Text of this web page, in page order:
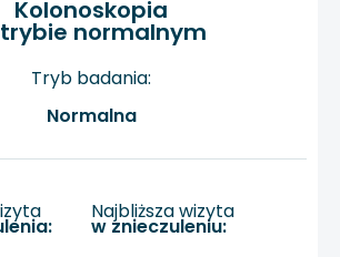
Kolonoskopia
normalnym
Tryb badania:
Normalna
Najbliższa wizyta
w znieczuleniu: